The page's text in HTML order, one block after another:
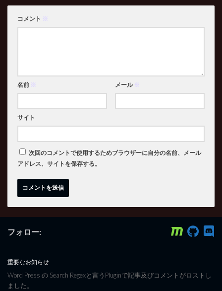
コメント ※
名前 ※ メール ※
サイト
次回のコメントで使用するためブラウザーに自分の名前、メール
アドレス、サイトを保存する。
フォロー:
重要なお知らせ
Word Press の Search Regexと言うPluginで記事及びコメントがロストし
ました。